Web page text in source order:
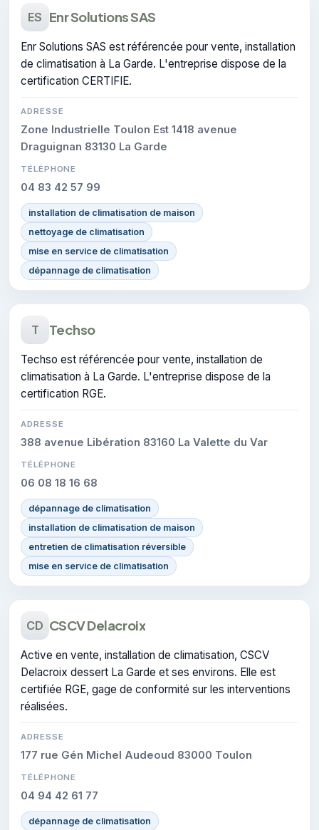
ES Enr Solutions SAS
Enr Solutions SAS est référencée pour vente, installation
de climatisation à La Garde. L'entreprise dispose de la
certification CERTIFIE.
ADRESSE
Zone Industrielle Toulon Est 1418 avenue
Draguignan 83130 La Garde
TÉLÉPHONE
04 83 42 57 99
installation de climatisation de maison
nettoyage de climatisation
mise en service de climatisation
dépannage de climatisation
T Techso
Techso est référencée pour vente, installation de
climatisation à La Garde. L'entreprise dispose de la
certification RGE.
ADRESSE
388 avenue Libération 83160 La Valette du Var
TÉLÉPHONE
06 08 18 16 68
dépannage de climatisation
installation de climatisation de maison
entretien de climatisation réversible
mise en service de climatisation
CD CSCV Delacroix
Active en vente, installation de climatisation, CSCV
Delacroix dessert La Garde et ses environs. Elle est
certifiée RGE, gage de conformité sur les interventions
réalisées.
ADRESSE
177 rue Gén Michel Audeoud 83000 Toulon
TÉLÉPHONE
04 94 42 61 77
dépannage de climatisation